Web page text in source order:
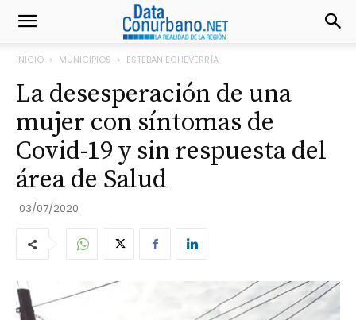
INICIO MUNICIPIOS ESTEBAN ECHEVERRÍA
La desesperación de una
mujer con síntomas de
Covid-19 y sin respuesta del
área de Salud
03/07/2020